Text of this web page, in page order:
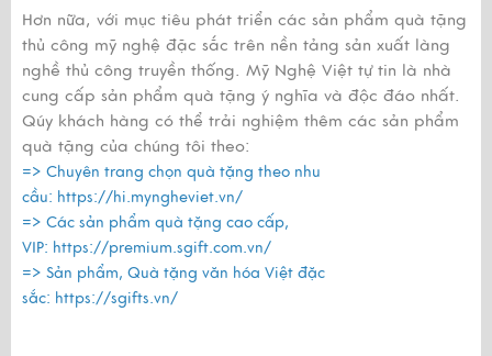
Hơn nữa, với mục tiêu phát triển các sản phẩm quà tặng
thủ công mỹ nghệ đặc sắc trên nền tảng sản xuất làng
nghề thủ công truyền thống. Mỹ Nghệ Việt tự tin là nhà
cung cấp sản phẩm quà tặng ý nghĩa và độc đáo nhất.
Qúy khách hàng có thể trải nghiệm thêm các sản phẩm
quà tặng của chúng tôi theo:
=> Chuyên trang chọn quà tặng theo nhu
cầu: https://hi.myngheviet.vn/
=> Các sản phẩm quà tặng cao cấp,
VIP: https://premium.sgift.com.vn/
=> Sản phẩm, Quà tặng văn hóa Việt đặc
sắc: https://sgifts.vn/